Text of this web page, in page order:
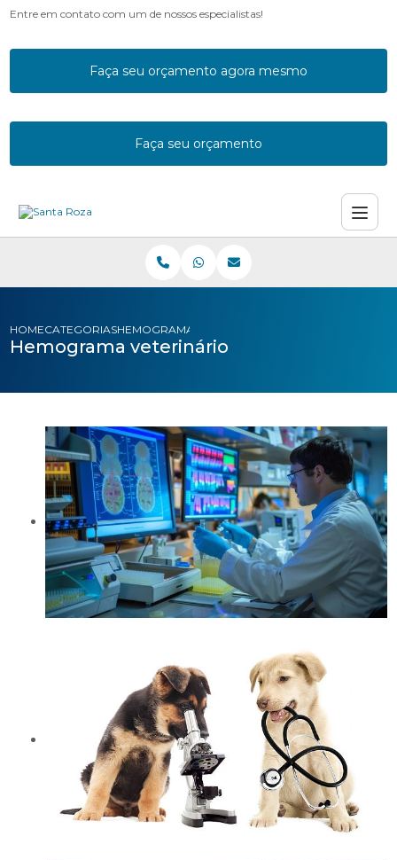
Entre em contato com um de nossos especialistas!
Faça seu orçamento agora mesmo
Faça seu orçamento
HOMECATEGORIASHEMOGRAMA VETERINARIO
Hemograma veterinário